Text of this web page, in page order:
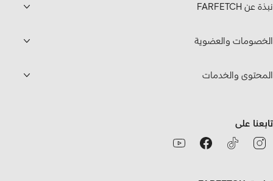
نبذة عن FARFETCH
الخصومات والعضوية
المحتوى والخدمات
تابعنا على